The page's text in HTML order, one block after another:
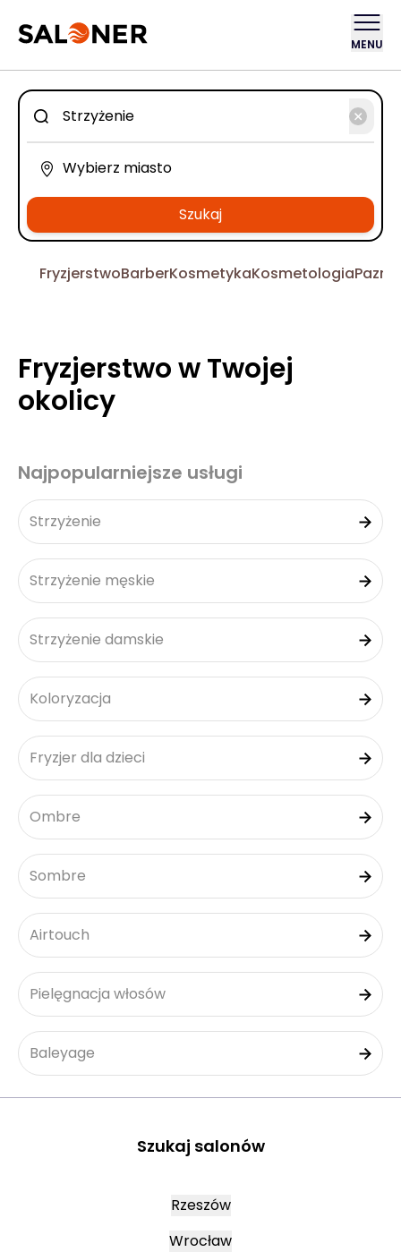
MENU
Szukaj
FryzjerstwoBarberKosmetykaKosmetologia
Fryzjerstwo w Twojej
okolicy
Najpopularniejsze usługi
Strzyżenie
Strzyżenie męskie
Strzyżenie damskie
Koloryzacja
Fryzjer dla dzieci
Ombre
Sombre
Airtouch
Pielęgnacja włosów
Baleyage
Szukaj salonów
Rzeszów
Wrocław